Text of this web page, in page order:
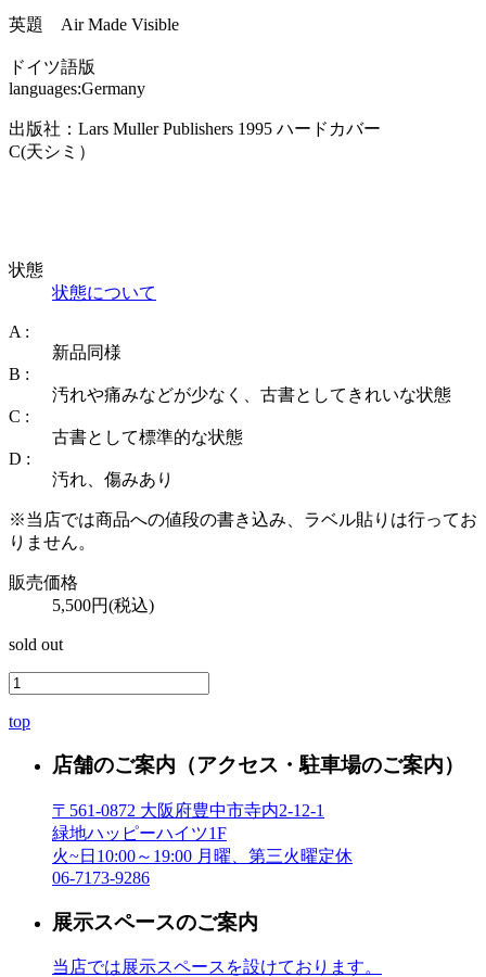
英題 Air Made Visible
ドイツ語版
languages:Germany
出版社：Lars Muller Publishers 1995 ハードカバー
C(天シミ）
状態
状態について
A :
新品同様
B :
汚れや痛みなどが少なく、古書としてきれいな状態
C :
古書として標準的な状態
D :
汚れ、傷みあり
※当店では商品への値段の書き込み、ラベル貼りは行ってお
りません。
販売価格
5,500円(税込)
sold out
top
店舗のご案内 （アクセス・駐車場のご案内）
〒561-0872 大阪府豊中市寺内2-12-1
緑地ハッピーハイツ1F
火~日10:00～19:00 月曜、第三火曜定休
06-7173-9286
展示スペースのご案内
当店では展示スペースを設けております。